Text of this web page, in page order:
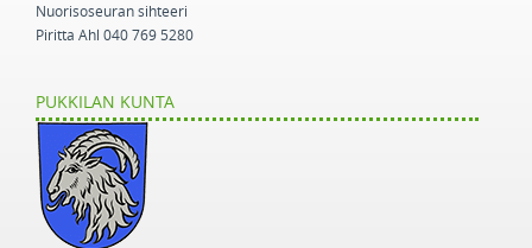
Nuorisoseuran sihteeri
Piritta Ahl 040 769 5280
PUKKILAN KUNTA